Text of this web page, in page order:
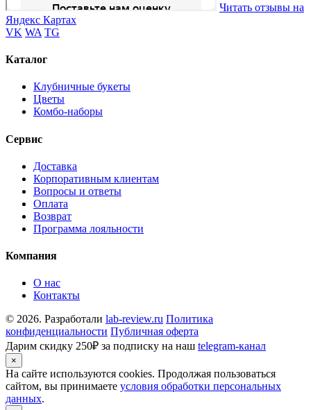
Читать отзывы на
Яндекс Картах
VK WA TG
Каталог
Клубничные букеты
Цветы
Комбо-наборы
Сервис
Доставка
Корпоративным клиентам
Вопросы и ответы
Оплата
Возврат
Программа лояльности
Компания
О нас
Контакты
© 2026. Разработали lab-review.ru Политика
конфиденциальности Публичная оферта
Дарим скидку 250₽ за подписку на наш telegram-канал
×
На сайте используются cookies. Продолжая пользоваться
сайтом, вы принимаете условия обработки персональных
данных.